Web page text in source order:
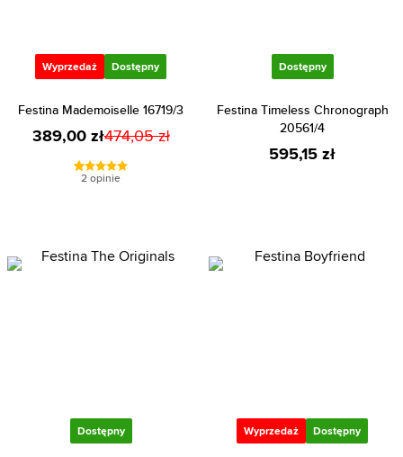
Wyprzedaż Dostępny
Festina Mademoiselle 16719/3
389,00 zł474,05 zł
2 opinie
Dostępny
Festina Timeless Chronograph
20561/4
595,15 zł
Dostępny Wyprzedaż Dostępny